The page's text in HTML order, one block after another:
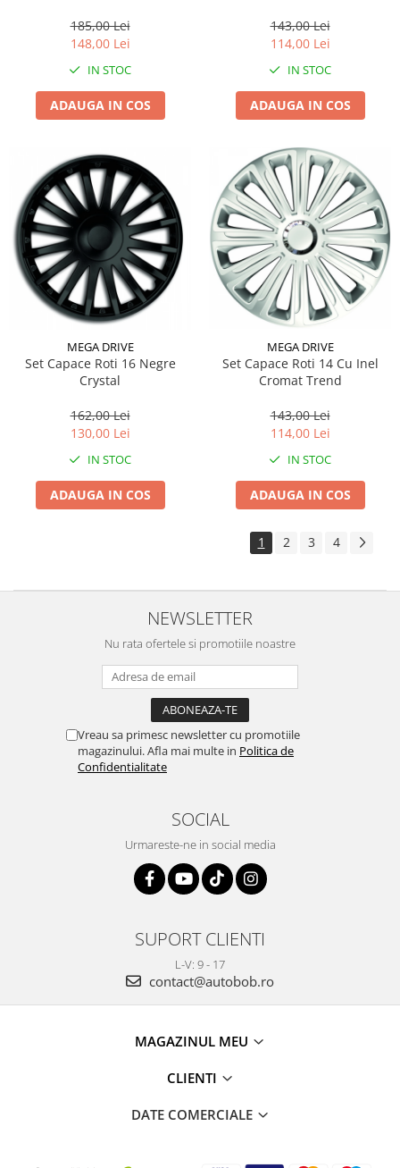
185,00 Lei
148,00 Lei
IN STOC
ADAUGA IN COS
143,00 Lei
114,00 Lei
IN STOC
ADAUGA IN COS
MEGA DRIVE
Set Capace Roti 16 Negre
Crystal
162,00 Lei
130,00 Lei
IN STOC
ADAUGA IN COS
MEGA DRIVE
Set Capace Roti 14 Cu Inel
Cromat Trend
143,00 Lei
114,00 Lei
IN STOC
ADAUGA IN COS
1 2 3 4
NEWSLETTER
Nu rata ofertele si promotiile noastre
Vreau sa primesc newsletter cu promotiile
magazinului. Afla mai multe in Politica de
Confidentialitate
SOCIAL
Urmareste-ne in social media
SUPORT CLIENTI
L-V: 9 - 17
contact@autobob.ro
MAGAZINUL MEU
CLIENTI
DATE COMERCIALE